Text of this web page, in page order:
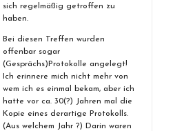
sich regelmäßig getroffen zu
haben.
Bei diesen Treffen wurden
offenbar sogar
(Gesprächs)Protokolle angelegt!
Ich erinnere mich nicht mehr von
wem ich es einmal bekam, aber ich
hatte vor ca. 30(?) Jahren mal die
Kopie eines derartige Protokolls.
(Aus welchem Jahr ?) Darin waren